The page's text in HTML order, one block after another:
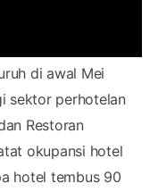
di awal Mei
sektor perhotelan
Restoran
okupansi hotel
hotel tembus 90